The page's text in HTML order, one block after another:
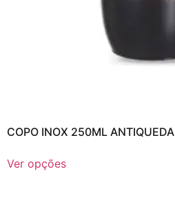
COPO INOX 250ML ANTIQUEDA
Ver opções